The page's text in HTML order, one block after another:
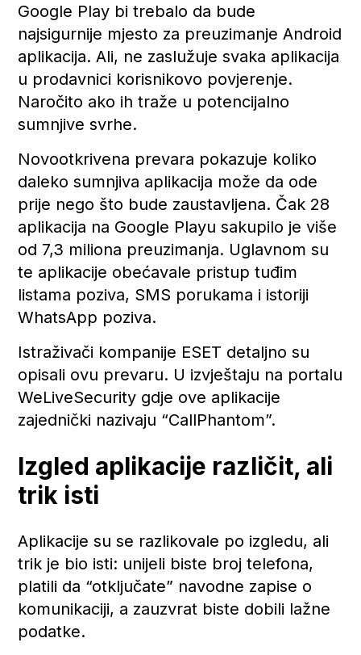
Google Play bi trebalo da bude
najsigurnije mjesto za preuzimanje Android
aplikacija. Ali, ne zaslužuje svaka aplikacija
u prodavnici korisnikovo povjerenje.
Naročito ako ih traže u potencijalno
sumnjive svrhe.
Novootkrivena prevara pokazuje koliko
daleko sumnjiva aplikacija može da ode
prije nego što bude zaustavljena. Čak 28
aplikacija na Google Playu sakupilo je više
od 7,3 miliona preuzimanja. Uglavnom su
te aplikacije obećavale pristup tuđim
listama poziva, SMS porukama i istoriji
WhatsApp poziva.
Istraživači kompanije ESET detaljno su
opisali ovu prevaru. U izvještaju na portalu
WeLiveSecurity gdje ove aplikacije
zajednički nazivaju “CallPhantom”.
Izgled aplikacije različit, ali
trik isti
Aplikacije su se razlikovale po izgledu, ali
trik je bio isti: unijeli biste broj telefona,
platili da “otključate” navodne zapise o
komunikaciji, a zauzvrat biste dobili lažne
podatke.